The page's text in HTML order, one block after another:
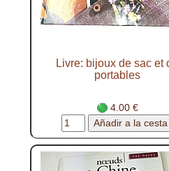
Livre: bijoux de sac et
portables
4.00 €